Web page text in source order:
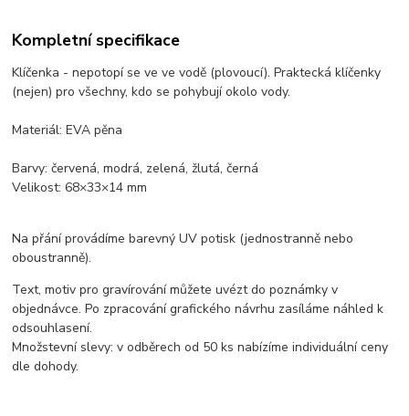
Kompletní specifikace
Klíčenka - nepotopí se ve ve vodě (plovoucí). Praktecká klíčenky
(nejen) pro všechny, kdo se pohybují okolo vody.
Materiál: EVA pěna
Barvy: červená, modrá, zelená, žlutá, černá
Velikost: 68×33×14 mm
Na přání provádíme barevný UV potisk (jednostranně nebo
oboustranně).
Text, motiv pro gravírování můžete uvézt do poznámky v
objednávce. Po zpracování grafického návrhu zasíláme náhled k
odsouhlasení.
Množstevní slevy: v odběrech od 50 ks nabízíme individuální ceny
dle dohody.